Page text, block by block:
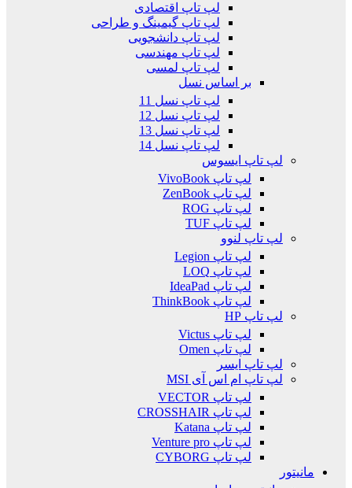
لپ تاپ اقتصادی
لپ تاپ گیمینگ و طراحی
لپ تاپ دانشجویی
لپ تاپ مهندسی
لپ تاپ لمسی
بر اساس نسل
لپ تاپ نسل 11
لپ تاپ نسل 12
لپ تاپ نسل 13
لپ تاپ نسل 14
لپ تاپ ایسوس
لپ تاپ VivoBook
لپ تاپ ZenBook
لپ تاپ ROG
لپ تاپ TUF
لپ تاپ لنوو
لپ تاپ Legion
لپ تاپ LOQ
لپ تاپ IdeaPad
لپ تاپ ThinkBook
لپ تاپ HP
لپ تاپ Victus
لپ تاپ Omen
لپ تاپ ایسر
لپ تاپ ام اس آی MSI
لپ تاپ VECTOR
لپ تاپ CROSSHAIR
لپ تاپ Katana
لپ تاپ Venture pro
لپ تاپ CYBORG
مانیتور